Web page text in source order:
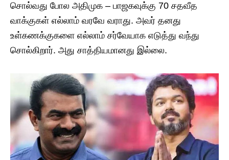
சொல்வது போல அதிமுக – பாஜகவுக்கு 70 சதவீத
வாக்குகள் எல்லாம் வரவே வராது. அவர் தனது
உள்கணக்குகளை எல்லாம் சர்வேயாக எடுத்து வந்து
சொல்கிறார். அது சாத்தியமானது இல்லை.